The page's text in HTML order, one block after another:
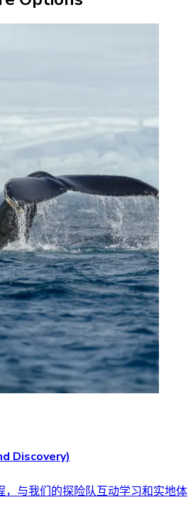
Discovery)
，与我们的探险队互动学习和实地体